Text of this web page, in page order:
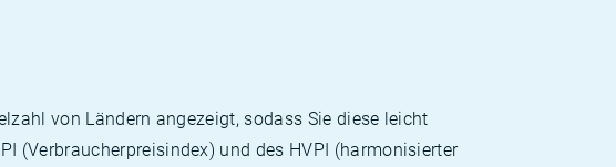
von Ländern angezeigt, sodass Sie diese leicht
(Verbraucherpreisindex) und des HVPI (harmonisierter